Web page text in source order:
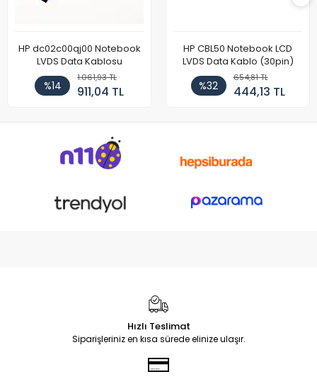
HP dc02c00qj00 Notebook
LVDS Data Kablosu
%14
1.061,93 TL
911,04 TL
HP CBL50 Notebook LCD
LVDS Data Kablo (30pin)
%32
654,81 TL
444,13 TL
Hızlı Teslimat
Siparişleriniz en kısa sürede elinize ulaşır.